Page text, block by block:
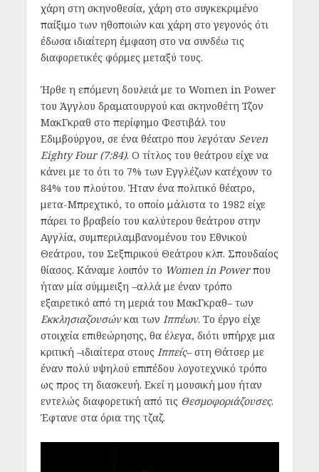
χάρη στη σκηνοθεσία, χάρη στο συγκεκριμένο
παίξιμο των ηθοποιών και χάρη στο γεγονός ότι
έδωσα ιδιαίτερη έμφαση στο να συνδέω τις
διαφορετικές φόρμες μεταξύ τους.
Ήρθε η επόμενη δουλειά με το Women in Power
του Άγγλου δραματουργού και σκηνοθέτη Τζον
ΜακΓκραθ στο περίφημο Φεστιβάλ του
Εδιμβούργου, σε ένα θέατρο που λεγόταν Seven
Eighty Four (7:84). Ο τίτλος του θεάτρου είχε να
κάνει με το ότι το 7% των Εγγλέζων κατέχουν το
84% του πλούτου. Ήταν ένα πολιτικό θέατρο,
μετα-Μπρεχτικό, το οποίο μάλιστα το 1982 είχε
πάρει το βραβείο του καλύτερου θεάτρου στην
Αγγλία, συμπεριλαμβανομένου του Εθνικού
Θεάτρου, του Σεξπιρικού Θεάτρου κλπ. Σπουδαίος
θίασος. Κάναμε λοιπόν το Women in Powerπου
ήταν μία σύμμειξη –αλλά με έναν τρόπο
εξαιρετικό από τη μεριά του ΜακΓκραθ– των
Εκκλησιαζουσώνκαι των Ιππέων. Το έργο είχε
στοιχεία επιθεώρησης, θα έλεγα, διότι υπήρχε μια
κριτική –ιδιαίτερα στους Ιππείς– στη Θάτσερ με
έναν πολύ υψηλού επιπέδου λογοτεχνικό τρόπο
ως προς τη διασκευή. Εκεί η μουσική μου ήταν
εντελώς διαφορετική από τις Θεσμοφοριάζουσες.
Έφτανε στα όρια της τζαζ.